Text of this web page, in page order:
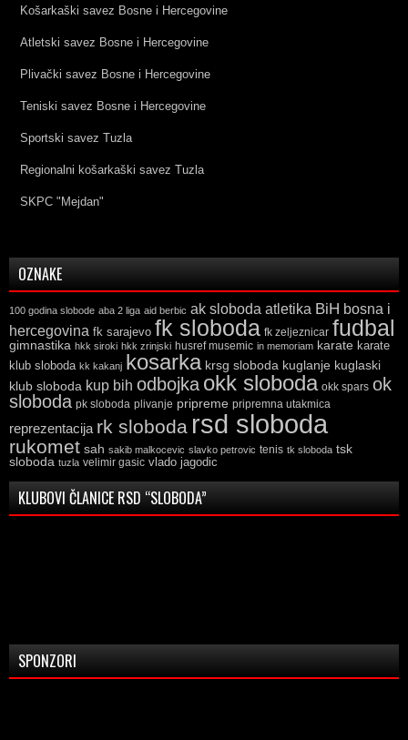
Košarkaški savez Bosne i Hercegovine
Atletski savez Bosne i Hercegovine
Plivački savez Bosne i Hercegovine
Teniski savez Bosne i Hercegovine
Sportski savez Tuzla
Regionalni košarkaški savez Tuzla
SKPC "Mejdan"
OZNAKE
100 godina slobode aba 2 liga aid berbic ak sloboda atletika BiH bosna i
hercegovina fk sarajevo fk sloboda fk zeljeznicar fudbal
gimnastika hkk siroki hkk zrinjski husref musemic in memoriam karate karate
klub sloboda kk kakanj kosarka krsg sloboda kuglanje kuglaski
klub sloboda kup bih odbojka okk sloboda okk spars ok
sloboda pk sloboda plivanje pripreme pripremna utakmica
reprezentacija rk sloboda rsd sloboda
rukomet sah sakib malkocevic slavko petrovic tenis tk sloboda tsk
sloboda tuzla velimir gasic vlado jagodic
KLUBOVI ČLANICE RSD “SLOBODA”
SPONZORI